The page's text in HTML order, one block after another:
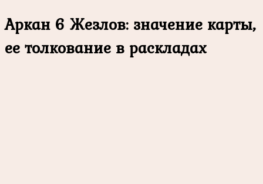
Аркан 6 Жезлов: значение карты,
ее толкование в раскладах